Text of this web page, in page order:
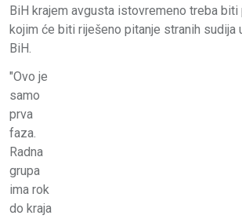
BiH krajem avgusta istovremeno treba biti
kojim će biti riješeno pitanje stranih sudija
BiH.
"Ovo je
samo
prva
faza.
Radna
grupa
ima rok
do kraja